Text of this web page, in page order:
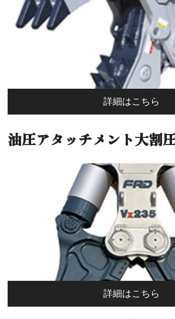
詳細はこちら
油圧アタッチメント大割
詳細はこちら